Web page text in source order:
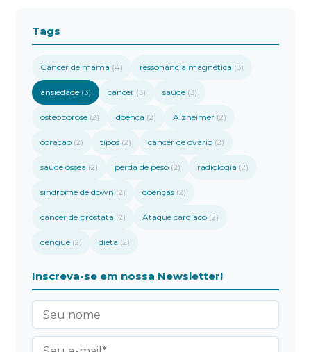
Tags
Câncer de mama (4) ressonância magnética (3)
ansiedade (3) câncer (3) saúde (3)
osteoporose (2) doença (2) Alzheimer (2)
coração (2) tipos (2) câncer de ovário (2)
saúde óssea (2) perda de peso (2) radiologia (2)
síndrome de down (2) doenças (2)
câncer de próstata (2) Ataque cardíaco (2)
dengue (2) dieta (2)
Inscreva-se em nossa Newsletter!